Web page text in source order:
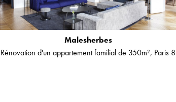
Malesherbes
Rénovation d'un appartement familial de 350m², Paris 8